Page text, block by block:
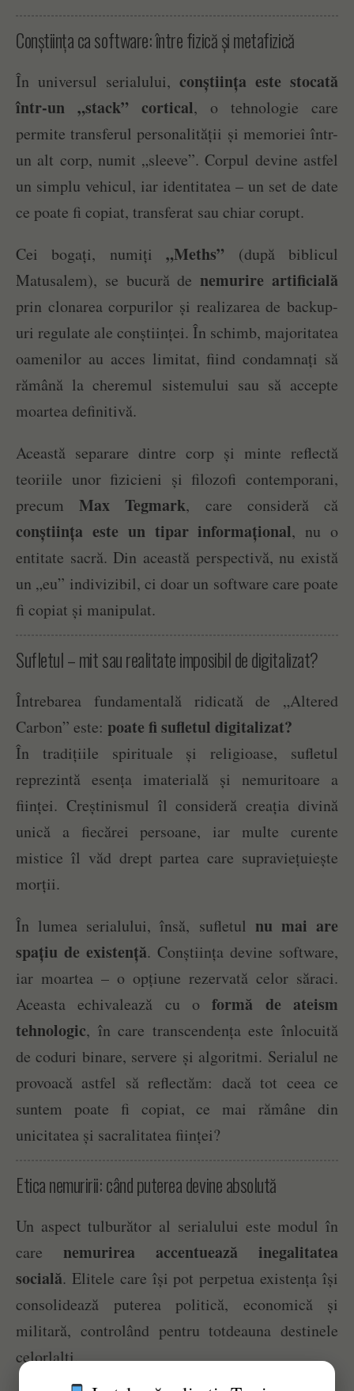
Conștiința ca software: între fizică și metafizică
În universul serialului, conștiința este stocată
într-un „stack” cortical, o tehnologie care
permite transferul personalității și memoriei într-
un alt corp, numit „sleeve”. Corpul devine astfel
un simplu vehicul, iar identitatea – un set de date
ce poate fi copiat, transferat sau chiar corupt.
Cei bogați, numiți„Meths” (după biblicul
Matusalem), se bucură denemurire artificială
prin clonarea corpurilor și realizarea de backup-
uri regulate ale conștiinței. În schimb, majoritatea
oamenilor au acces limitat, fiind condamnați să
rămână la cheremul sistemului sau să accepte
moartea definitivă.
Această separare dintre corp și minte reflectă
teoriile unor fizicieni și filozofi contemporani,
precumMax Tegmark, care consideră că
conștiința este un tipar informațional, nu o
entitate sacră. Din această perspectivă, nu există
un „eu” indivizibil, ci doar un software care poate
fi copiat și manipulat.
Sufletul – mit sau realitate imposibil de digitalizat?
Întrebarea fundamentală ridicată de „Altered
Carbon” este: poate fi sufletul digitalizat?
În tradițiile spirituale și religioase, sufletul
reprezintă esența imaterială și nemuritoare a
ființei. Creștinismul îl consideră creația divină
unică a fiecărei persoane, iar multe curente
mistice îl văd drept partea care supraviețuiește
morții.
În lumea serialului, însă, sufletul nu mai are
spațiu de existență. Conștiința devine software,
iar moartea – o opțiune rezervată celor săraci.
Aceasta echivalează cu oformă de ateism
tehnologic, în care transcendența este înlocuită
de coduri binare, servere și algoritmi. Serialul ne
provoacă astfel să reflectăm: dacă tot ceea ce
suntem poate fi copiat, ce mai rămâne din
unicitatea și sacralitatea ființei?
Etica nemuririi: când puterea devine absolută
Un aspect tulburător al serialului este modul în
care nemurirea accentuează inegalitatea
socială. Elitele care își pot perpetua existența își
consolidează puterea politică, economică și
militară, controlând pentru totdeauna destinele
celorlalți.